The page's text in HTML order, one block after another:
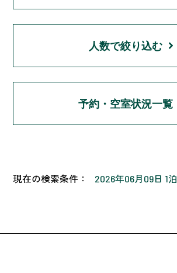
人数で絞り込む
予約・空室状況一覧
現在の検索条件： 2026年06月09日 1泊